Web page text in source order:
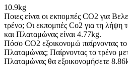
10.9kg
Ποιες είναι οι εκπομπές CO2 για
τρένο; Οι εκπομπές Co2 για τη λήψη
και Πλαταμώνας είναι 4.77kg.
Πόσο CO2 εξοικονομώ παίρνοντας το
Πλαταμώνας; Παίρνοντας το τρένο
Πλαταμώνας θα εξοικονομήσετε